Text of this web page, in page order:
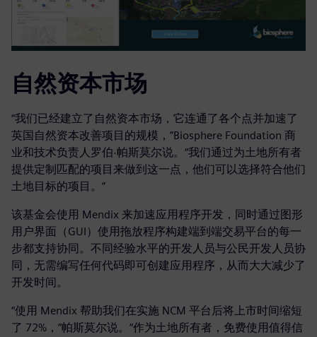
自然资本市场
“我们已经建立了自然资本市场，它连通了各个点并加速了
英国自然资本改善项目的规模，”Biosphere Foundation 商
业和技术负责人罗伯·帕斯莫尔说。“我们通过为土地所有者
提供定制匹配的项目来做到这一点，他们可以选择符合他们
土地目标的项目。”
该基金会使用 Mendix 来加速应用程序开发，同时通过图形
用户界面（GUI）使用拖放程序构建端到端交易平台的每一
步都支持协同。不同经验水平的开发人员与公民开发人员协
同，无需编写任何代码即可创建应用程序，从而大大减少了
开发时间。
“使用 Mendix 帮助我们在实施 NCM 平台后将上市时间缩短
了 72%，”帕斯莫尔说。“作为土地所有者，免费使用值得信